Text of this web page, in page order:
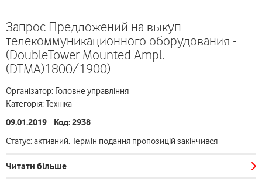
Запрос Предложений на выкуп
телекоммуникационного оборудования -
(DoubleTower Mounted Ampl.
(DTMA)1800/1900)
Організатор: Головне управління
Категорія: Техніка
09.01.2019 Код: 2938
Статус: активний. Термін подання пропозицій закінчився
Читати більше